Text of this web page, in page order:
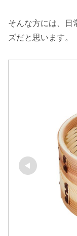
そんな方には、日
ズだと思います。